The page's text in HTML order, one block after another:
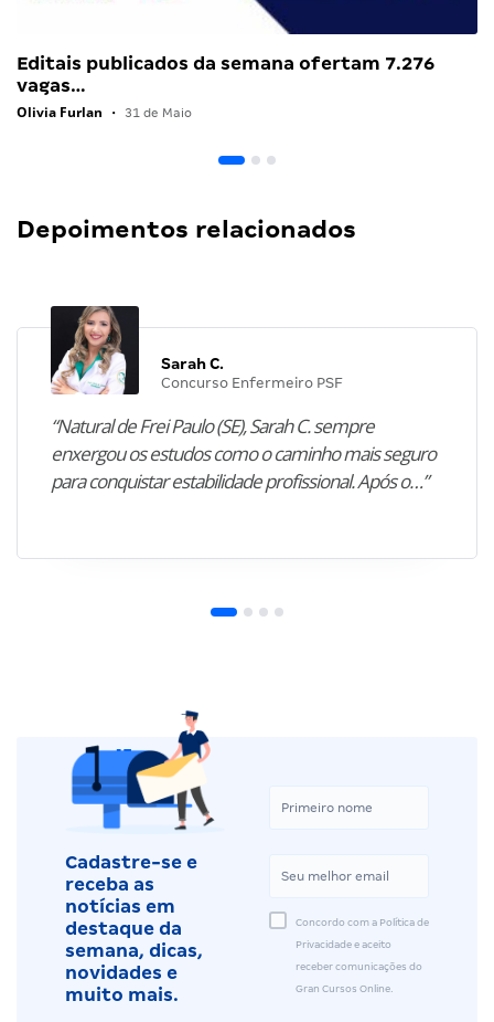
Editais publicados da semana ofertam 7.276
vagas…
Olivia Furlan • 31 de Maio
Depoimentos relacionados
Sarah C.
Concurso Enfermeiro PSF
“Natural de Frei Paulo (SE), Sarah C. sempre
enxergou os estudos como o caminho mais seguro
para conquistar estabilidade profissional. Após o…”
Cadastre-se e
receba as
notícias em
destaque da
semana, dicas,
novidades e
muito mais.
Concordo com a Política de
Privacidade e aceito
receber comunicações do
Gran Cursos Online.